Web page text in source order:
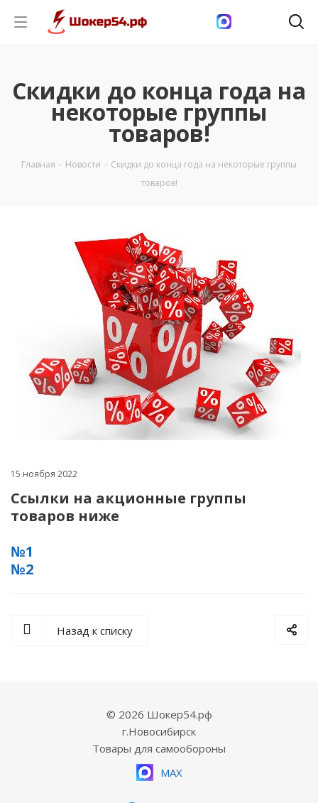
Скидки до конца года на
некоторые группы
товаров!
Главная - Новости - Скидки до конца года на некоторые группы
товаров!
15 ноября 2022
Ссылки на акционные группы
товаров ниже
№1
№2
Назад к списку
© 2026 Шокер54.рф
г.Новосибирск
Товары для самообороны
MAX